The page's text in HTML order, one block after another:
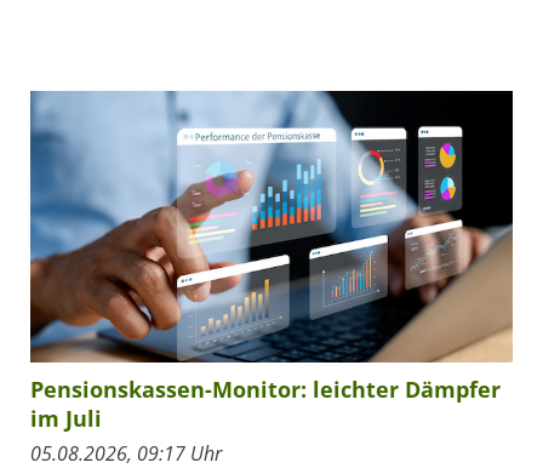
Pensionskassen-Monitor: leichter Dämpfer
im Juli
05.08.2026, 09:17 Uhr